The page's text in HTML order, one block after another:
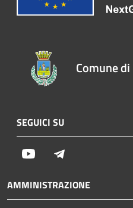
Comune
SEGUICI SU
Youtube
AMMINISTRAZIONE